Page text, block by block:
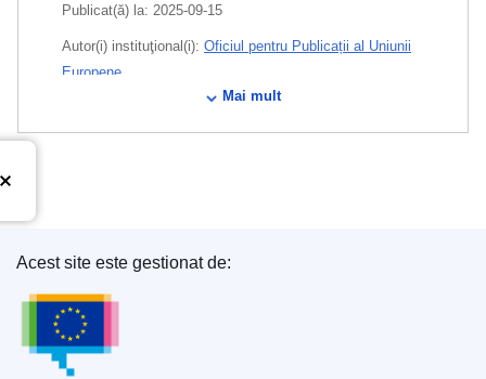
Publicat(ă) la: 2025-09-15
Autor(i) instituţional(i): Oficiul pentru Publicații al Uniunii
Europene
Mai mult
Oficiul pentru Publicații al Uniunii Europene
Acest site este gestionat de: